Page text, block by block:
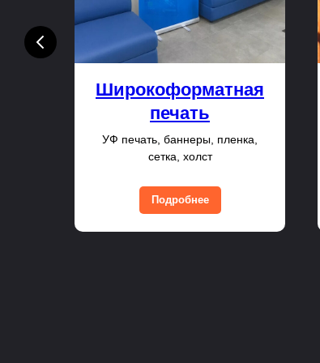
Широкоформатная
печать
УФ печать, баннеры, пленка,
сетка, холст
Подробнее